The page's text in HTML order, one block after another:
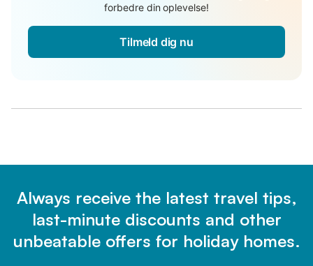
forbedre din oplevelse!
Tilmeld dig nu
Always receive the latest travel tips,
last-minute discounts and other
unbeatable offers for holiday homes.